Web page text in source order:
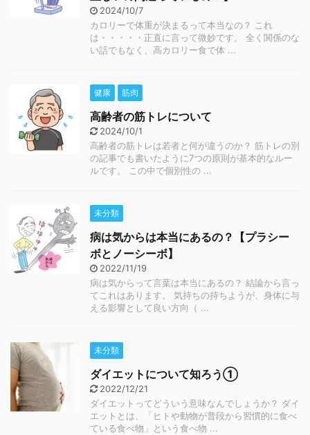
2024/10/7
カロリーで体重が決まるって本当なの？ これ
は・・・・・正直に言って微妙です。 全く関係のな
い話でもなく、高カロリー食で体 ...
健康 筋肉
高齢者の筋トレについて
2024/10/1
高齢者の筋トレは若者と何が違うのか？ 筋トレの別
の記事でも書いたように7つの原則が基本的なルー
ルです。 この中で個別性の ...
未分類
病は気からは本当にあるの？【プラシー
ボとノーシーボ】
2022/11/19
病は気からって言葉は本当にあるの？ 結論から言っ
てこれはあります。 気持ちの持ちようが、身体に与
える影響として良い方向（ ...
未分類
ダイエットについて知ろう①
2022/12/21
ダイエットってどういう意味なんでしょうか？ ダイ
エットとは、「ヒトや動物が普段から習慣的に食べ
ている食べ物」という食べ物 ...